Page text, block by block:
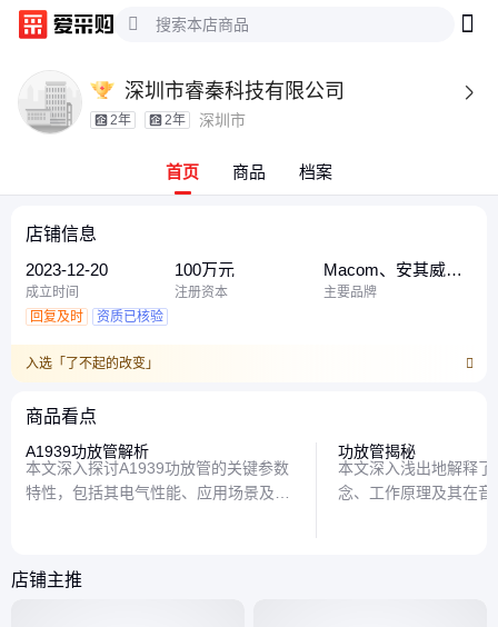
深圳市睿秦科技有限公司 
2年 2年 深圳市
首页 商品 档案
店铺信息
2023-12-20
成立时间
100万元
注册资本
Macom、安其威、
UG
主要品牌
回复及时
资质已核验
入选「了不起的改变」
商品看点
A1939功放管解析
本文深入探讨A1939功放管的关键参数
特性，包括其电气性能、应用场景及使
功放管揭秘
本文深入浅出地解释
念、工作原理及其在
店铺主推